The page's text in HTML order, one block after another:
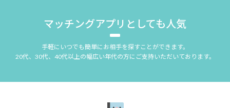
マッチングアプリとしても人気
手軽にいつでも簡単にお相手を探すことができます。
20代、30代、40代以上の幅広い年代の方にご支持いただいております。